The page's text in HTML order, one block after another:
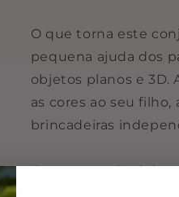
O que torna este
pequena ajuda dos
objetos planos e 3D.
as cores ao seu
brincadeiras
Com suas
carro, um cão e